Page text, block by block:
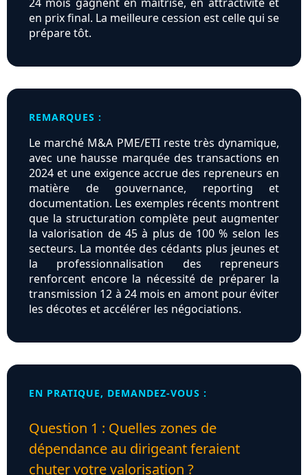
en prix final. La meilleure cession est celle qui se
prépare tôt.
REMARQUES :
Le marché M&A PME/ETI reste très dynamique,
avec une hausse marquée des transactions en
2024 et une exigence accrue des repreneurs en
matière de gouvernance, reporting et
documentation. Les exemples récents montrent
que la structuration complète peut augmenter
la valorisation de 45 à plus de 100 % selon les
secteurs. La montée des cédants plus jeunes et
la professionnalisation des repreneurs
renforcent encore la nécessité de préparer la
transmission 12 à 24 mois en amont pour éviter
les décotes et accélérer les négociations.
EN PRATIQUE, DEMANDEZ-VOUS :
Question 1 : Quelles zones de
dépendance au dirigeant feraient
chuter votre valorisation ?